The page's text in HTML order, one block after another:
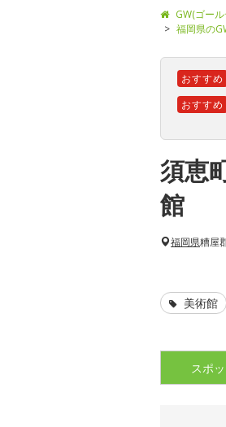
GW(ゴー
福岡県の
おすすめ
おすすめ
須恵
館
福岡県糟屋
美術館
スポ